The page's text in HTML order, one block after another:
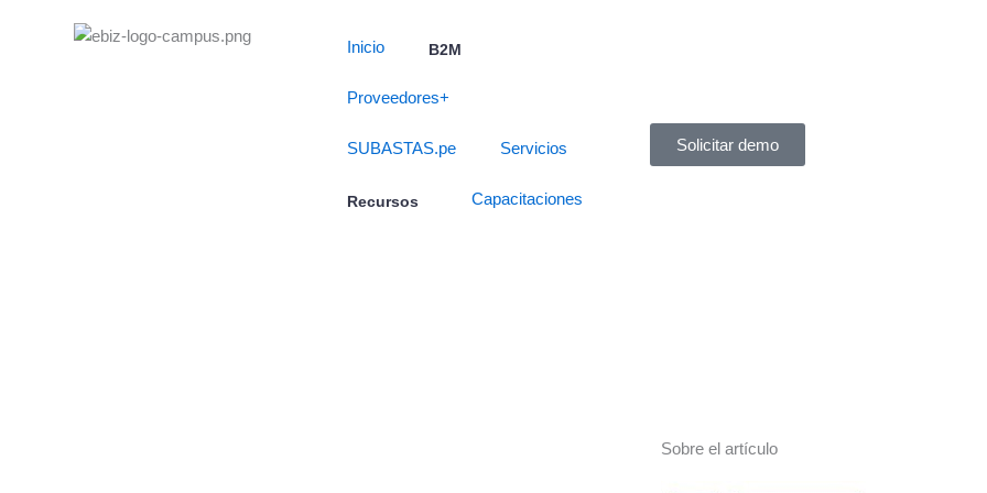
Inicio B2M
Proveedores+
SUBASTAS.pe Servicios
Recursos Capacitaciones
Solicitar demo
Sobre el artículo